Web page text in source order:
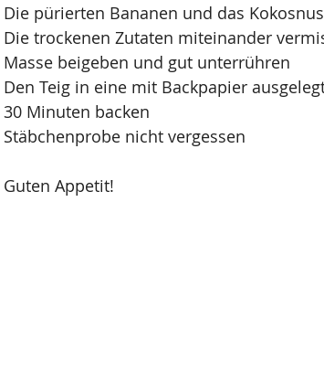
Die pürierten Bananen und das
Die trockenen Zutaten miteinander
Masse beigeben und gut unterrühren
Den Teig in eine mit Backpapier
30 Minuten backen
Stäbchenprobe nicht vergessen
Guten Appetit!